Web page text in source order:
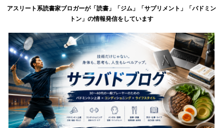
アスリート系読書家ブロガーが「読書」「ジム」「サプリメント」「バドミン
トン」の情報発信をしています